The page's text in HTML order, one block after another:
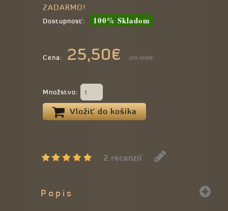
ZADARMO!
Dostupnosť: 100% Skladom
Cena: 25,50€ 29,00€
Množstvo:
Vložiť do košíka
2 recenzií
Popis